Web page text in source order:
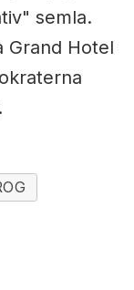
semla.
Grand Hotel